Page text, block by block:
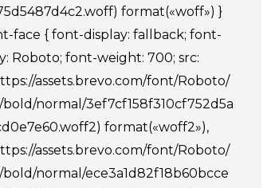
format(«woff») }
face { font-display: fallback; font-
Roboto; font-weight: 700; src:
assets.brevo.com/font/Roboto/
bold/normal/3ef7cf158f310cf752d5a
format(«woff2»),
assets.brevo.com/font/Roboto/
bold/normal/ece3a1d82f18b60bcce